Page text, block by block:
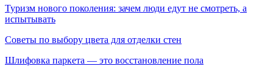
Туризм нового поколения: зачем люди едут не смотреть, а
испытывать
Советы по выбору цвета для отделки стен
Шлифовка паркета — это восстановление пола